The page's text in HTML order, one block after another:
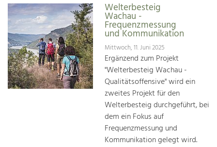
Welterbesteig
Wachau -
Frequenzmessung
und Kommunikation
Mittwoch, 11. Juni 2025
Ergänzend zum Projekt
"Welterbesteig Wachau -
Qualitätsoffensive" wird ein
zweites Projekt für den
Welterbesteig durchgeführt, bei
dem ein Fokus auf
Frequenzmessung und
Kommunikation gelegt wird.